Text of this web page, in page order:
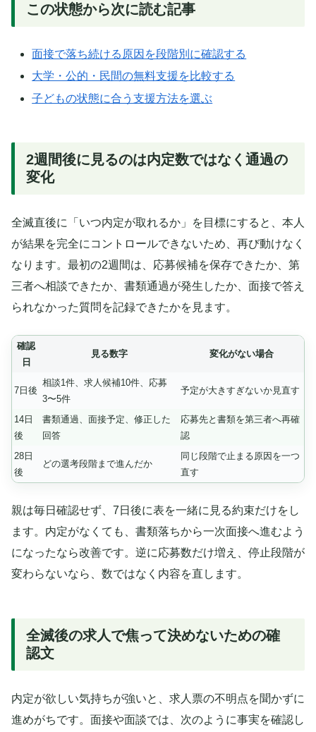
この状態から次に読む記事
面接で落ち続ける原因を段階別に確認する
大学・公的・民間の無料支援を比較する
子どもの状態に合う支援方法を選ぶ
2週間後に見るのは内定数ではなく通過の
変化
全滅直後に「いつ内定が取れるか」を目標にすると、本人
が結果を完全にコントロールできないため、再び動けなく
なります。最初の2週間は、応募候補を保存できたか、第
三者へ相談できたか、書類通過が発生したか、面接で答え
られなかった質問を記録できたかを見ます。
確認
日
見る数字 変化がない場合
7日後
相談1件、求人候補10件、応募
3〜5件
予定が大きすぎないか見直す
14日
後
書類通過、面接予定、修正した
回答
応募先と書類を第三者へ再確
認
28日
後
どの選考段階まで進んだか
同じ段階で止まる原因を一つ
直す
親は毎日確認せず、7日後に表を一緒に見る約束だけをし
ます。内定がなくても、書類落ちから一次面接へ進むよう
になったなら改善です。逆に応募数だけ増え、停止段階が
変わらないなら、数ではなく内容を直します。
全滅後の求人で焦って決めないための確
認文
内定が欲しい気持ちが強いと、求人票の不明点を聞かずに
進めがちです。面接や面談では、次のように事実を確認し